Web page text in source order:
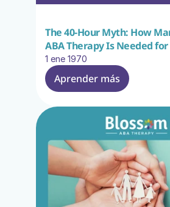
The 40-Hour Myth: How
ABA Therapy Is Needed for
1 ene 1970
Aprender más